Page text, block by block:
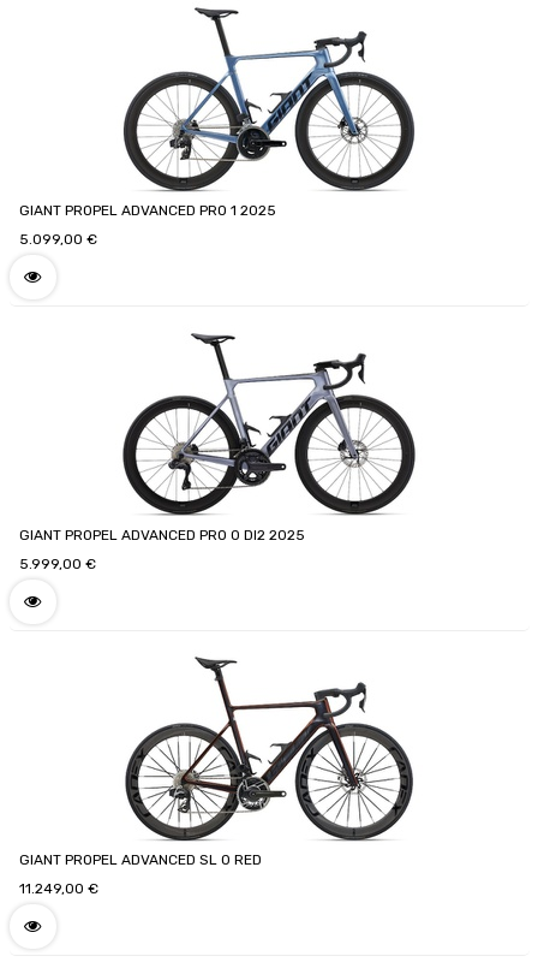
GIANT PROPEL ADVANCED PRO 1 2025
5.099,00 €
GIANT PROPEL ADVANCED PRO 0 DI2 2025
5.999,00 €
GIANT PROPEL ADVANCED SL 0 RED
11.249,00 €